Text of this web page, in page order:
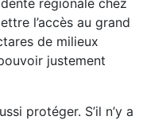
l’accès au grand
de milieux
justement
protéger. S’il n’y a